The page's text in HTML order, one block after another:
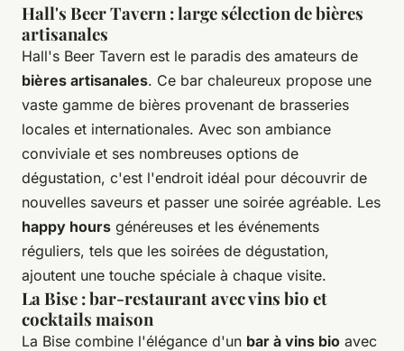
Hall's Beer Tavern : large sélection de bières
artisanales
Hall's Beer Tavern est le paradis des amateurs de
bières artisanales. Ce bar chaleureux propose une
vaste gamme de bières provenant de brasseries
locales et internationales. Avec son ambiance
conviviale et ses nombreuses options de
dégustation, c'est l'endroit idéal pour découvrir de
nouvelles saveurs et passer une soirée agréable. Les
happy hours généreuses et les événements
réguliers, tels que les soirées de dégustation,
ajoutent une touche spéciale à chaque visite.
La Bise : bar-restaurant avec vins bio et
cocktails maison
La Bise combine l'élégance d'un bar à vins bio avec